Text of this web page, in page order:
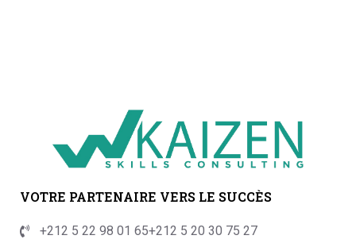
VOTRE PARTENAIRE VERS LE SUCCÈS
+212 5 22 98 01 65+212 5 20 30 75 27